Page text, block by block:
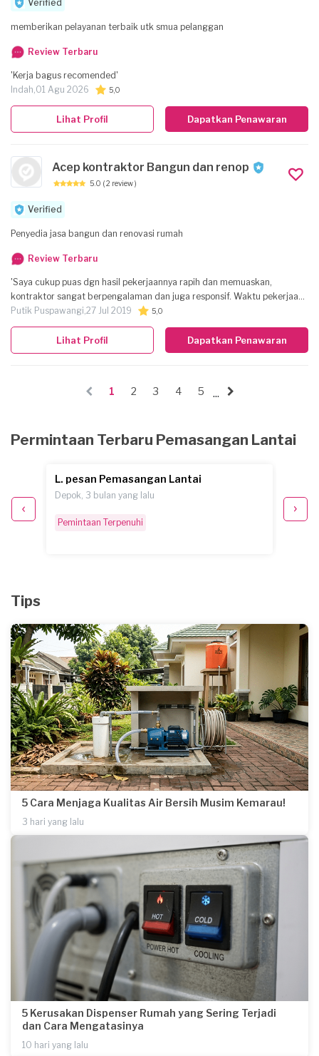
Verified
memberikan pelayanan terbaik utk smua pelanggan
Review Terbaru
'Kerja bagus recomended'
Indah,01 Agu 2026 5,0
Dapatkan Penawaran
Lihat Profil
Acep kontraktor Bangun dan renop
5.0 ( 2 review )
Verified
Penyedia jasa bangun dan renovasi rumah
Review Terbaru
'Saya cukup puas dgn hasil pekerjaannya rapih dan memuaskan,
kontraktor sangat berpengalaman dan juga responsif. Waktu pekerjaan
cukup akurat sesuai dgn yg diijanjikan. '
Putik Puspawangi,27 Jul 2019 5,0
Dapatkan Penawaran
Lihat Profil
1 2 3 4 5 ...
Permintaan Terbaru Pemasangan Lantai
L. pesan Pemasangan Lantai
Depok, 3 bulan yang lalu
Pemintaan Terpenuhi
Tips
5 Cara Menjaga Kualitas Air Bersih Musim Kemarau!
3 hari yang lalu
5 Kerusakan Dispenser Rumah yang Sering Terjadi
dan Cara Mengatasinya
10 hari yang lalu